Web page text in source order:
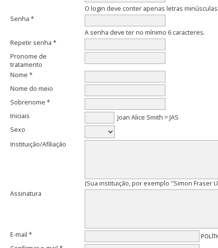
O login deve conter apenas letras
Senha *
A senha deve ter no mínimo 6 caracteres.
Repetir senha *
Pronome de
tratamento
Nome *
Nome do meio
Sobrenome *
Iniciais
Joan Alice Smith = JAS
Sexo
Instituição/Afiliação
(Sua instituição, por exemplo "Simon Fraser
Assinatura
E-mail *